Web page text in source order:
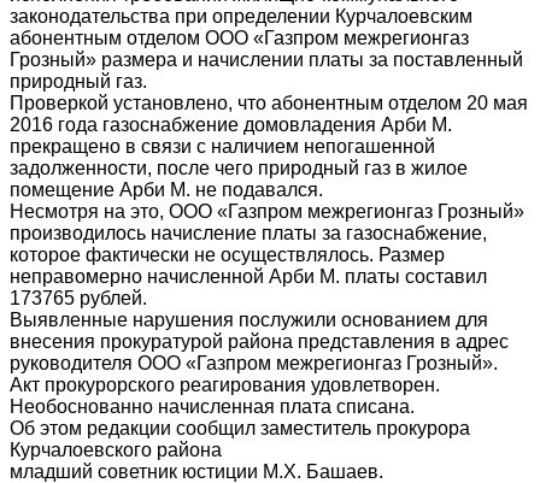
законодательства при определении Курчалоевским
абонентным отделом ООО «Газпром межрегионгаз
Грозный» размера и начислении платы за поставленный
природный газ.
Проверкой установлено, что абонентным отделом 20 мая
2016 года газоснабжение домовладения Арби М.
прекращено в связи с наличием непогашенной
задолженности, после чего природный газ в жилое
помещение Арби М. не подавался.
Несмотря на это, ООО «Газпром межрегионгаз Грозный»
производилось начисление платы за газоснабжение,
которое фактически не осуществлялось. Размер
неправомерно начисленной Арби М. платы составил
173765 рублей.
Выявленные нарушения послужили основанием для
внесения прокуратурой района представления в адрес
руководителя ООО «Газпром межрегионгаз Грозный».
Акт прокурорского реагирования удовлетворен.
Необоснованно начисленная плата списана.
Об этом редакции сообщил заместитель прокурора
Курчалоевского района
младший советник юстиции М.Х. Башаев.